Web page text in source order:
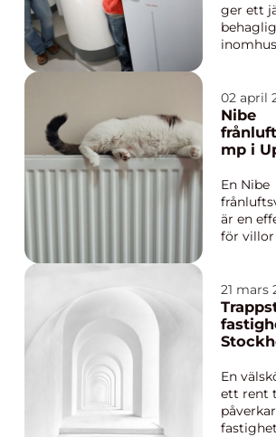
origina...
ger ett
minskar
jämfört
Ystad
många
över till
för att
hållba...
02 april
Nibe
mp i
värme
och
En Nibe
är en
för villor
der och
ett
område
21 mars
så
En
ett rent